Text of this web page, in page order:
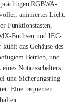
RGBWA-
animiertes Licht.
Funktionstasten,
Buchsen und IEC-
das Gehäuse des
Betrieb, und
Notausschalters.
und Sicherungsring
Eine bequemen